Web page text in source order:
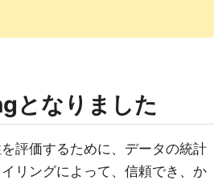
なりました
評価するために、データの統計
リングによって、信頼でき、か